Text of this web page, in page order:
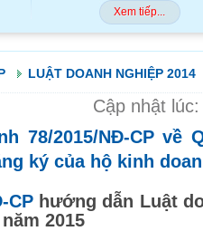
Xem tiếp...
LUẬT DOANH NGHIỆP 2014
Cập nhật
78/2015/NĐ-CP về
ký của hộ kinh
CP hướng dẫn Luật
2015